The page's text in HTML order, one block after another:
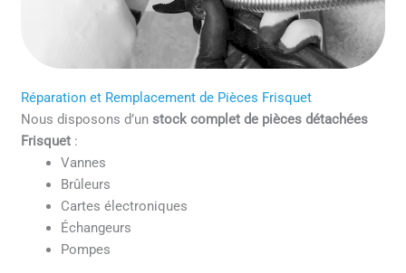
Réparation et Remplacement de Pièces Frisquet
Nous disposons d’unstock complet de pièces détachées
Frisquet :
Vannes
Brûleurs
Cartes électroniques
Échangeurs
Pompes